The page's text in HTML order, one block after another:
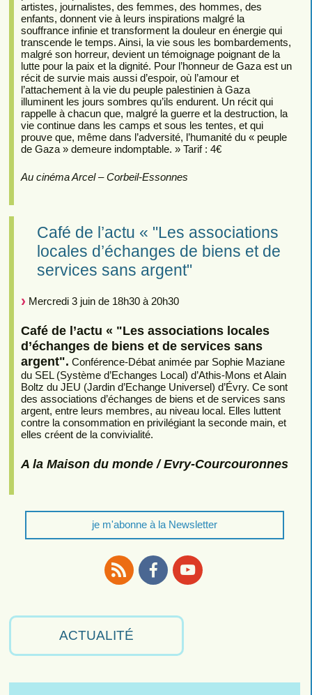
artistes, journalistes, des femmes, des hommes, des
enfants, donnent vie à leurs inspirations malgré la
souffrance infinie et transforment la douleur en énergie qui
transcende le temps. Ainsi, la vie sous les bombardements,
malgré son horreur, devient un témoignage poignant de la
lutte pour la paix et la dignité. Pour l’honneur de Gaza est un
récit de survie mais aussi d’espoir, où l’amour et
l’attachement à la vie du peuple palestinien à Gaza
illuminent les jours sombres qu’ils endurent. Un récit qui
rappelle à chacun que, malgré la guerre et la destruction, la
vie continue dans les camps et sous les tentes, et qui
prouve que, même dans l’adversité, l’humanité du « peuple
de Gaza » demeure indomptable. » Tarif : 4€
Au cinéma Arcel – Corbeil-Essonnes
Café de l’actu « "Les associations
locales d’échanges de biens et de
services sans argent"
Mercredi 3 juin de 18h30 à 20h30
Café de l’actu « "Les associations locales
d’échanges de biens et de services sans
argent". Conférence-Débat animée par Sophie Maziane
du SEL (Système d’Echanges Local) d’Athis-Mons et Alain
Boltz du JEU (Jardin d’Echange Universel) d’Évry. Ce sont
des associations d’échanges de biens et de services sans
argent, entre leurs membres, au niveau local. Elles luttent
contre la consommation en privilégiant la seconde main, et
elles créent de la convivialité.
A la Maison du monde / Evry-Courcouronnes
je m'abonne à la Newsletter
ACTUALITÉ